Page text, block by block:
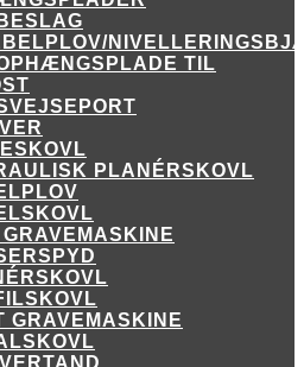
BESLAG
TIL
PLANÉRSKOVL
GRAVEMASKINE
GRAVEMASKINE